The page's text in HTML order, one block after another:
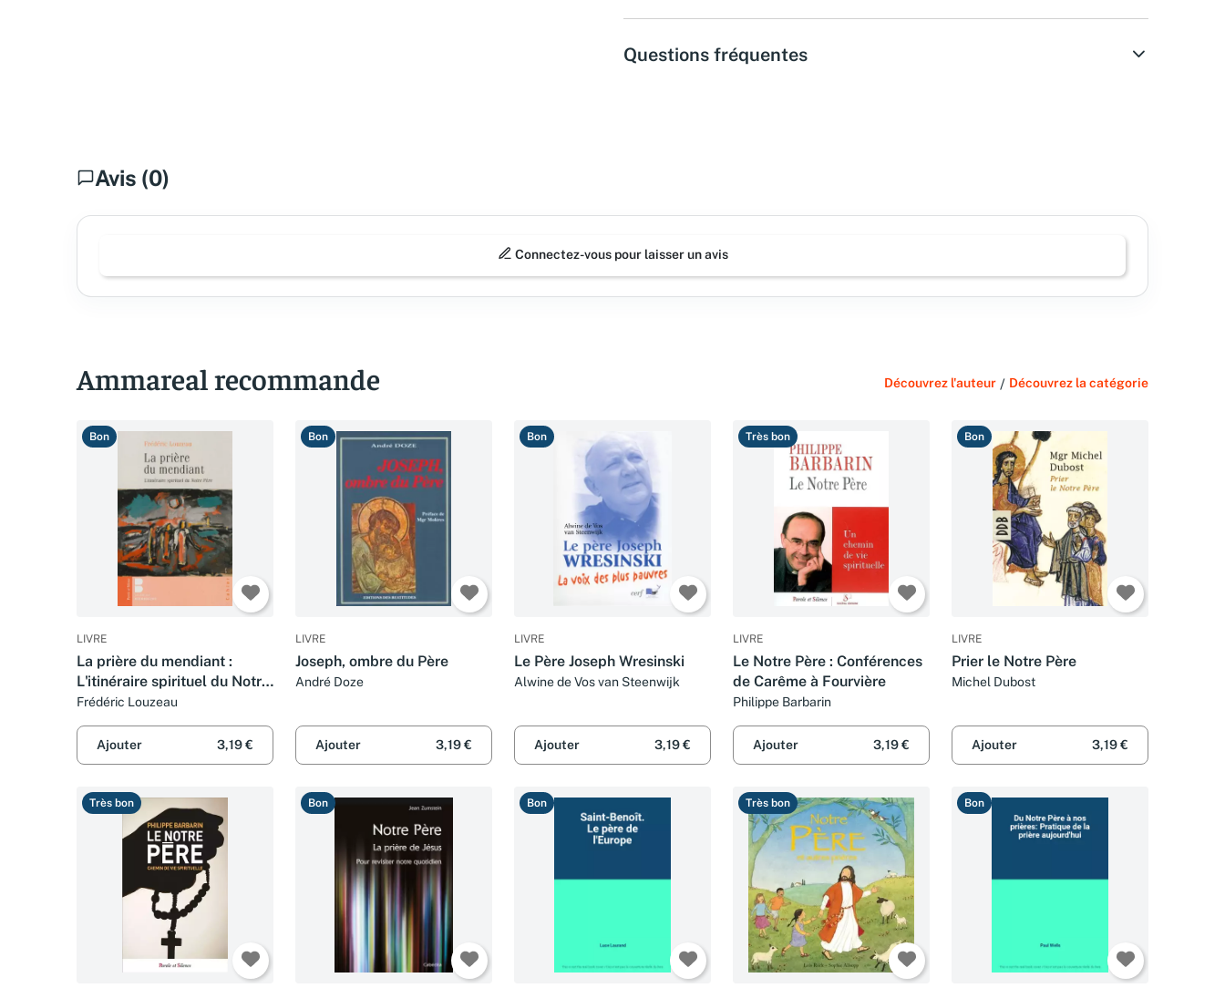
Questions fréquentes
Avis (0)
Connectez-vous pour laisser un avis
Ammareal recommande Découvrez l'auteur / Découvrez la catégorie
Bon
LIVRE
La prière du mendiant :
L'itinéraire spirituel du Notre
Père
Frédéric Louzeau
Ajouter 3,19 €
Bon
LIVRE
Joseph, ombre du Père
André Doze
Ajouter 3,19 €
Bon
LIVRE
Le Père Joseph Wresinski
Alwine de Vos van Steenwijk
Ajouter 3,19 €
Très bon
LIVRE
Le Notre Père : Conférences
de Carême à Fourvière
Philippe Barbarin
Ajouter 3,19 €
Bon
LIVRE
Prier le Notre Père
Michel Dubost
Ajouter 3,19 €
Très bon Bon Bon Très bon Bon